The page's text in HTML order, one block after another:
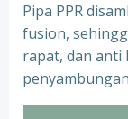
Pipa PPR
fusion,
rapat, dan anti